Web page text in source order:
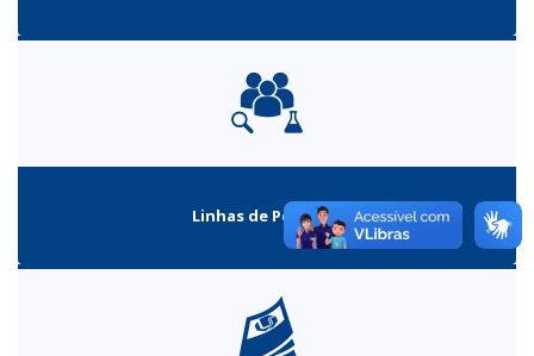
Linhas de Pesquisa